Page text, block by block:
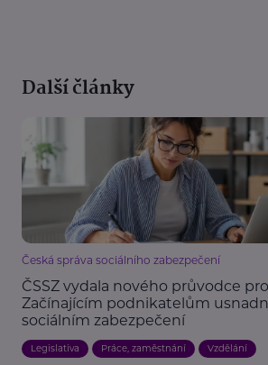
Další články
Česká správa sociálního zabezpečení
ČSSZ vydala nového průvodce pro
Začínajícím podnikatelům
sociálním zabezpečení
Legislativa Práce, zaměstnání Vzdělání